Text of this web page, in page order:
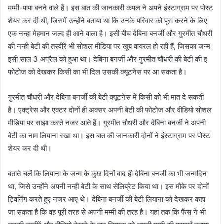
मम्मी-पापा बनने वाले हैं। इस बात की जानकारी कपल ने अपने इंस्टाग्राम पर पोस्ट
शेयर कर दी थी, जिसमें उन्होंने बताया था कि उनके परिवार को पूरा करने के लिए
एक नन्हा मेहमान जल्द ही आने वाला है। इसी बीच देबिना बनर्जी और गुरमीत चौधरी
की नन्ही बेटी की तस्वीरें भी सोशल मीडिया पर खूब वायरल हो रही हैं, जिसका जन्म
इसी साल 3 अप्रैल को हुआ था। देबिना बनर्जी और गुरमीत चौधरी की बेटी की इ
फोटोज को देखकर किसी का भी दिल उसकी क्यूटनेस पर आ सकता है।
गुरमीत चौधरी और देबिना बनर्जी की बेटी क्यूटनेस में किसी को भी मात दे सकती
है। एक्ट्रेस और एक्टर दोनों ही अक्सर अपनी बेटी की फोटोज और वीडियो सोशल
मीडिया पर साझा करते नजर आते हैं। गुरमीत चौधरी और देबिना बनर्जी ने अपनी
बेटी का नाम लियाना रखा था। इस बात की जानकारी दोनों ने इंस्टाग्राम पर पोस्ट
शेयर कर दी थी।
बताते चलें कि लियाना के जन्म के कुछ दिनों बाद ही देबिना बनर्जी का भी जन्मदिन
था, जिसे उन्होंने अपनी नन्ही बेटी के साथ सेलिब्रेट किया था। इस मौके पर दोनों
ट्विनिंग करते हुए नजर आए थे। देबिना बनर्जी की बेटी लियाना को देखकर कहा
जा सकता है कि वह पूरी तरह से अपनी मम्मी की तरह है। यहां तक कि फैंस ने भी